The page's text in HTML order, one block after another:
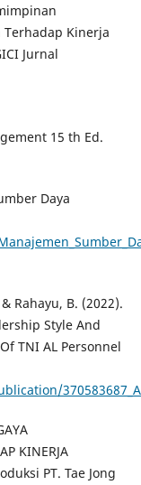
Kinerja
Jurnal
15 th Ed.
Daya
Rahayu, B. (2022).
Style And
TNI AL Personnel
KINERJA
PT. Tae Jong